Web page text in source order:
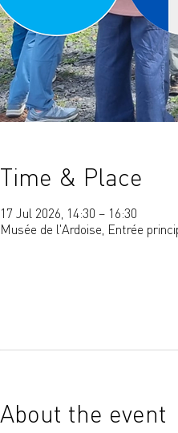
Time & Place
17 Jul 2026, 14:30 – 16:30
Musée de l'Ardoise, Entrée
About the event